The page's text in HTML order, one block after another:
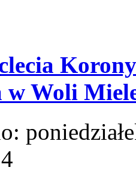
w Woli